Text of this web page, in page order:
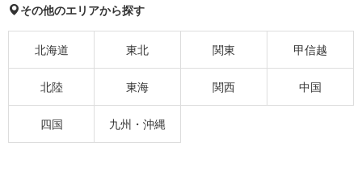
その他のエリアから探す
北海道 東北 関東 甲信越
北陸 東海 関西 中国
四国 九州・沖縄